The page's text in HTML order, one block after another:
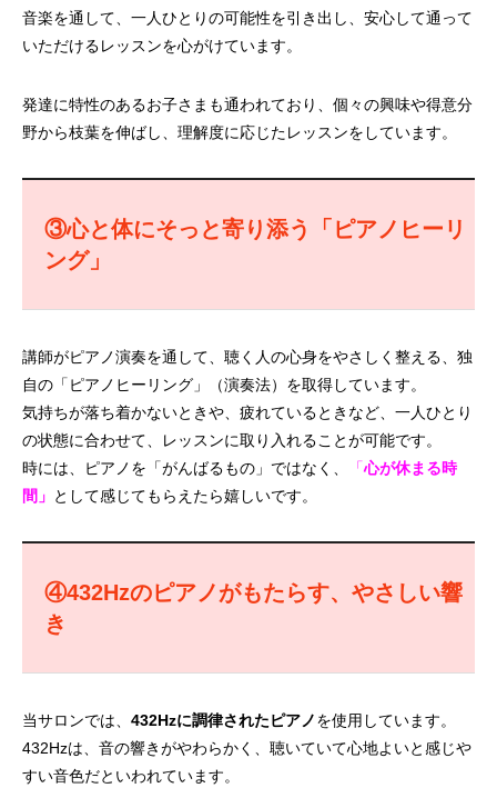
音楽を通して、一人ひとりの可能性を引き出し、安心して通って
いただけるレッスンを心がけています。
発達に特性のあるお子さまも通われており、個々の興味や得意分
野から枝葉を伸ばし、理解度に応じたレッスンをしています。
③心と体にそっと寄り添う「ピアノヒーリ
ング」
講師がピアノ演奏を通して、聴く人の心身をやさしく整える、独
自の「ピアノヒーリング」（演奏法）を取得しています。
気持ちが落ち着かないときや、疲れているときなど、一人ひとり
の状態に合わせて、レッスンに取り入れることが可能です。
時には、ピアノを「がんばるもの」ではなく、
「心が休まる時
間」 として感じてもらえたら嬉しいです。
④432Hzのピアノがもたらす、やさしい響
き
当サロンでは、 432Hzに調律されたピアノを使用しています。
432Hzは、音の響きがやわらかく、聴いていて心地よいと感じや
すい音色だといわれています。